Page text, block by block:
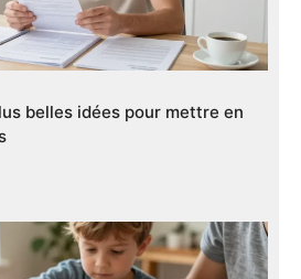
belles idées pour mettre en